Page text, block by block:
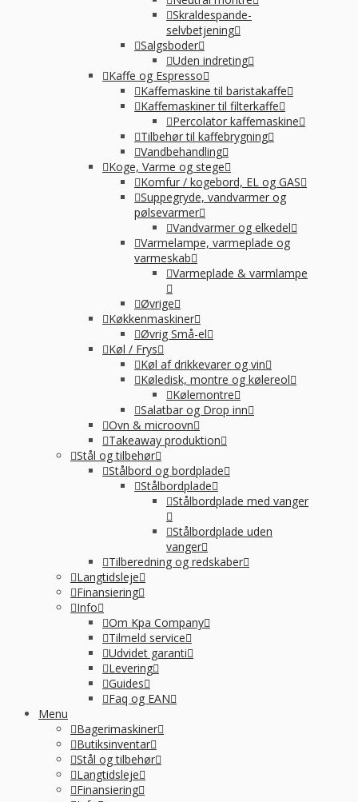
Skraldespande-
selvbetjening
Salgsboder
Uden indreting
Kaffe og Espresso
Kaffemaskine til baristakaffe
Kaffemaskiner til filterkaffe
Percolator kaffemaskine
Tilbehør til kaffebrygning
Vandbehandling
Koge, Varme og stege
Komfur / kogebord, EL og GAS
Suppegryde, vandvarmer og
pølsevarmer
Vandvarmer og elkedel
Varmelampe, varmeplade og
varmeskab
Varmeplade & varmlampe
Øvrige
Køkkenmaskiner
Øvrig Små-el
Køl / Frys
Køl af drikkevarer og vin
Køledisk, montre og kølereol
Kølemontre
Salatbar og Drop inn
Ovn & microovn
Takeaway produktion
Stål og tilbehør
Stålbord og bordplade
Stålbordplade
Stålbordplade med vanger
Stålbordplade uden
vanger
Tilberedning og redskaber
Langtidsleje
Finansiering
Info
Om Kpa Company
Tilmeld service
Udvidet garanti
Levering
Guides
Faq og EAN
Menu
Bagerimaskiner
Butiksinventar
Stål og tilbehør
Langtidsleje
Finansiering